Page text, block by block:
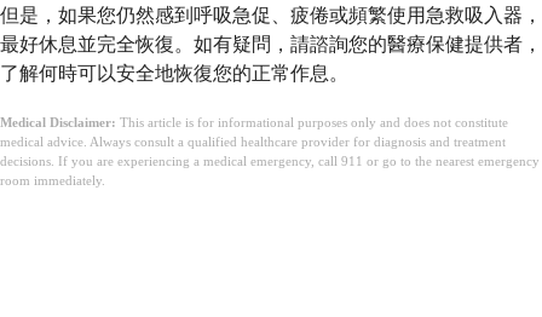
但是，如果您仍然感到呼吸急促、疲倦或頻繁使用急救吸入器，
最好休息並完全恢復。如有疑問，請諮詢您的醫療保健提供者，
了解何時可以安全地恢復您的正常作息。
Medical Disclaimer: This article is for informational purposes only and does not constitute
medical advice. Always consult a qualified healthcare provider for diagnosis and treatment
decisions. If you are experiencing a medical emergency, call 911 or go to the nearest emergency
room immediately.